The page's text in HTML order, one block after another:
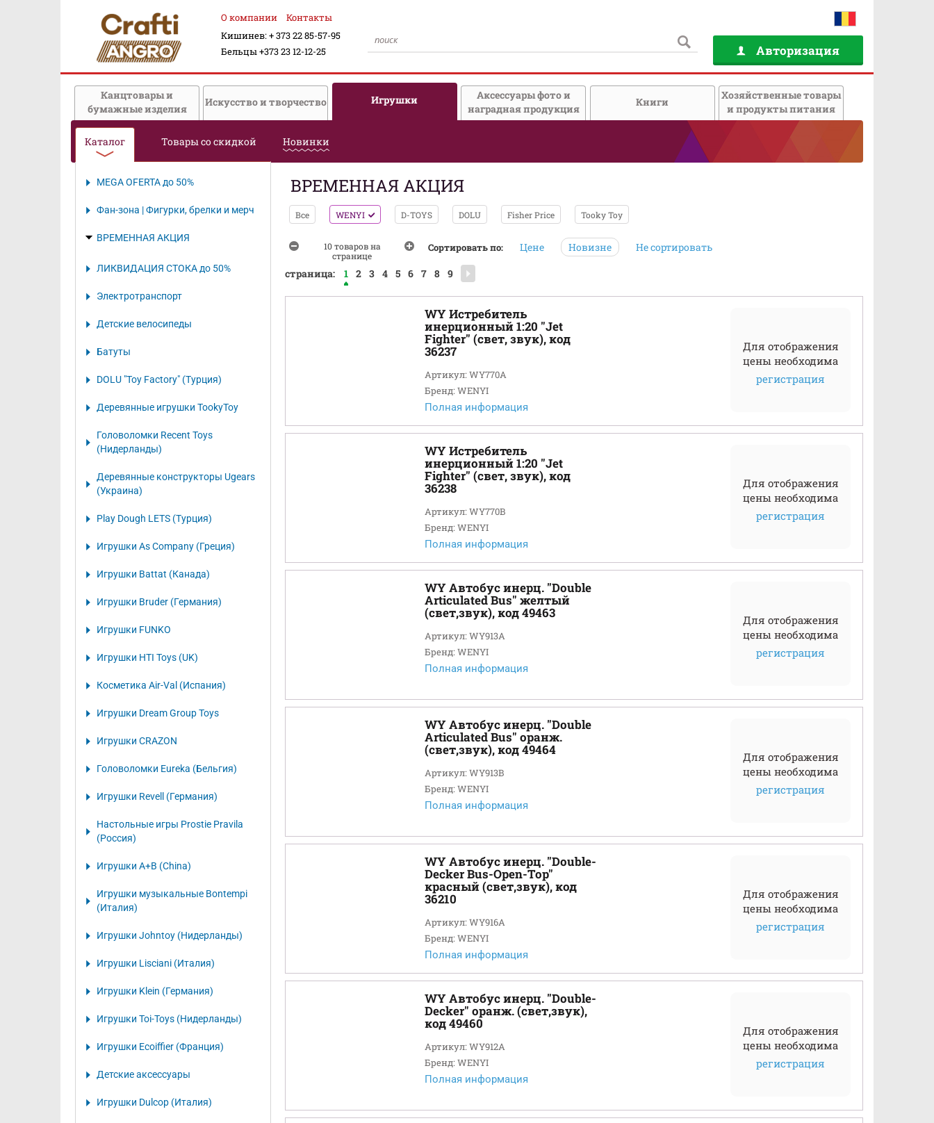
Авторизация
О компании
Контакты
Кишинев: + 373 22 85-57-95
Бельцы +373 23 12-12-25
Канцтовары и
бумажные изделия
Искусство и творчество Игрушки
Аксессуары фото и
наградная продукция
Книги
Хозяйственные товары
и продукты питания
Каталог Товары со скидкой Новинки
MEGA OFERTA до 50%
Фан-зона | Фигурки, брелки и мерч
ВРЕМЕННАЯ АКЦИЯ
ЛИКВИДАЦИЯ СТОКА до 50%
Электротранспорт
Детские велосипеды
Батуты
DOLU "Toy Factory" (Турция)
Деревянные игрушки TookyToy
Головоломки Recent Toys
(Нидерланды)
Деревянные конструкторы Ugears
(Украина)
Play Dough LETS (Турция)
Игрушки As Company (Греция)
Игрушки Battat (Канада)
Игрушки Bruder (Германия)
Игрушки FUNKO
Игрушки HTI Toys (UK)
Косметика Air-Val (Испания)
Игрушки Dream Group Toys
Игрушки CRAZON
Головоломки Eureka (Бельгия)
Игрушки Revell (Германия)
Настольные игры Prostie Pravila
(Россия)
Игрушки A+B (China)
Игрушки музыкальные Bontempi
(Италия)
Игрушки Johntoy (Нидерланды)
Игрушки Lisciani (Италия)
Игрушки Klein (Германия)
Игрушки Toi-Toys (Нидерланды)
Игрушки Ecoiffier (Франция)
Детские аксессуары
Игрушки Dulcop (Италия)
ВРЕМЕННАЯ АКЦИЯ
Все WENYI D-TOYS DOLU Fisher Price Tooky Toy
10 товаров на
странице
Сортировать по: Цене Новизне
Не сортировать
страница:
1 2 3 4 5 6 7 8 9
WY Истребитель
инерционный 1:20 "Jet
Fighter" (свет, звук), код
36237
Артикул: WY770A
Бренд: WENYI
Полная информация
Для отображения
цены необходима
регистрация
WY Истребитель
инерционный 1:20 "Jet
Fighter" (свет, звук), код
36238
Артикул: WY770B
Бренд: WENYI
Полная информация
Для отображения
цены необходима
регистрация
WY Автобус инерц. "Double
Articulated Bus" желтый
(свет,звук), код 49463
Артикул: WY913A
Бренд: WENYI
Полная информация
Для отображения
цены необходима
регистрация
WY Автобус инерц. "Double
Articulated Bus" оранж.
(свет,звук), код 49464
Артикул: WY913B
Бренд: WENYI
Полная информация
Для отображения
цены необходима
регистрация
WY Автобус инерц. "Double-
Decker Bus-Open-Top"
красный (свет,звук), код
36210
Артикул: WY916A
Бренд: WENYI
Полная информация
Для отображения
цены необходима
регистрация
WY Автобус инерц. "Double-
Decker" оранж. (свет,звук),
код 49460
Артикул: WY912A
Бренд: WENYI
Полная информация
Для отображения
цены необходима
регистрация